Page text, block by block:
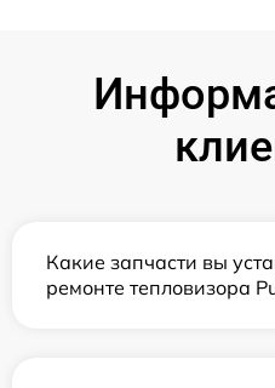
Какие запчасти вы
ремонте тепловизора